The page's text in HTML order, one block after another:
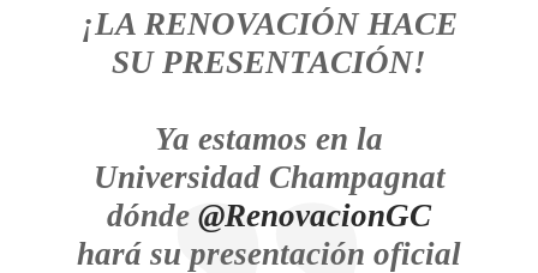
¡LA RENOVACIÓN HACE
SU PRESENTACIÓN!
Ya estamos en la
Universidad Champagnat
dónde @RenovacionGC
hará su presentación oficial